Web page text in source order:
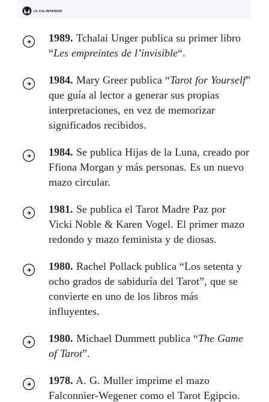
1989. Tchalai Unger publica su primer libro
“Les empreintes de l’invisible“.
1984. Mary Greer publica “Tarot for Yourself”
que guía al lector a generar sus propias
interpretaciones, en vez de memorizar
significados recibidos.
1984. Se publica Hijas de la Luna, creado por
Ffiona Morgan y más personas. Es un nuevo
mazo circular.
1981. Se publica el Tarot Madre Paz por
Vicki Noble & Karen Vogel. El primer mazo
redondo y mazo feminista y de diosas.
1980. Rachel Pollack publica “Los setenta y
ocho grados de sabiduría del Tarot”, que se
convierte en uno de los libros más
influyentes.
1980. Michael Dummett publica “The Game
of Tarot”.
1978. A. G. Muller imprime el mazo
Falconnier-Wegener como el Tarot Egipcio.